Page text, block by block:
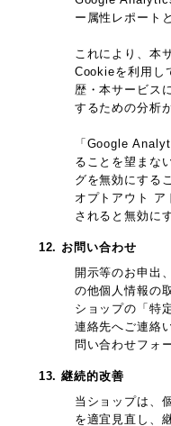
ー属性レポート
これにより、本
Cookieを利用し
歴・本サービス
するための分析
「Google
ることを望まな
グを無効にする
オプトアウト ア
されると無効に
12. お問い合わせ
開示等のお申出
の他個人情報の
ショップの「特
連絡先へご連絡
問い合わせフォ
13. 継続的改善
当ショップは、
を適宜見直し、